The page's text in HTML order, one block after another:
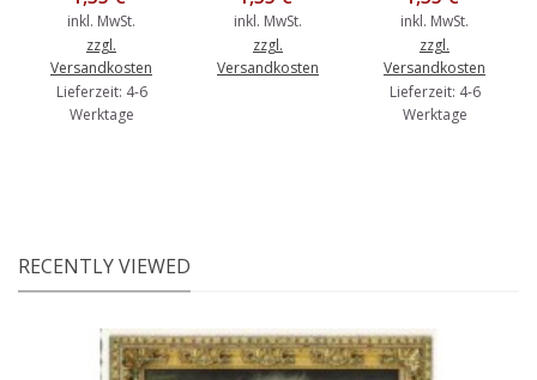
inkl. MwSt.
zzgl.
Versandkosten
Lieferzeit: 4-6
Werktage
inkl. MwSt.
zzgl.
Versandkosten
inkl. MwSt.
zzgl.
Versandkosten
Lieferzeit: 4-6
Werktage
RECENTLY VIEWED